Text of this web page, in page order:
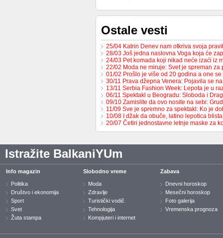
Ostale vesti
25/04 Katrin Denev nam otkriva svoja
28/03 Još jedna naslovna Voga koja će
24/03 Pet komada koji nikad neće izaći iz
22/02 Moda ne miruje: Svet je spreman za
01/02 Prošlo je više od 20 godina a one
30/11 Prava džepna Venera: Pojavila se
13/11 Serbia Fashion Week: Lepota je u
06/11 Spektakl u Beogradu: Sloboda i
09/10 Zamislite da ovo nosite na sebi:
11/09 Sve je spremno za spektakl: Ko je
10/08 I džak da obuče, latino lepotica blista
20/07 Četiri jednostavne letnje maske za
Istražite BalkaniYUm
Info magazin
Politika
Društvo i ekonomija
Sport
Svet
Žuta stampa
Slobodno vreme
Moda
Zdravlje
Turistički vodič
Tehnologija
Kompjuteri i internet
Zabava
Dnevni horoskop
Mesečni horoskop
Foto galerija
Vremenska prognoza